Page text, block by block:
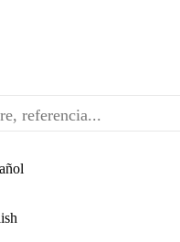
(+34) 968 320 046